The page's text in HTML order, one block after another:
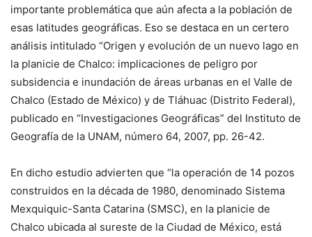
importante problemática que aún afecta a la población de
esas latitudes geográficas. Eso se destaca en un certero
análisis intitulado “Origen y evolución de un nuevo lago en
la planicie de Chalco: implicaciones de peligro por
subsidencia e inundación de áreas urbanas en el Valle de
Chalco (Estado de México) y de Tláhuac (Distrito Federal),
publicado en “Investigaciones Geográficas” del Instituto de
Geografía de la UNAM, número 64, 2007, pp. 26-42.
En dicho estudio advierten que “la operación de 14 pozos
construidos en la década de 1980, denominado Sistema
Mexquiquic-Santa Catarina (SMSC), en la planicie de
Chalco ubicada al sureste de la Ciudad de México, está